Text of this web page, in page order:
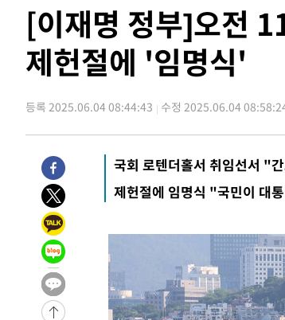
-18040초 전 > "여기 떨어졌다"…다누리, 스페이스X 로
-15085초 전 >손흥민, 5경기 연속골 실패…LAFC는 승
-7686초 전 >내일까지 39도 '펄펄'…기상청 "태풍 지나
-7301초 전 >"美간섭에 합의 지연"…트럼프, '이란 호르
-3821초 전 >[속보]산업장관 "李정부, 원전 반대 안해
-2518초 전 >
[속보]경찰, '홍명보 선임 논란' 대한축구
-28741초 전 >
[속보]합참 "北 발사체는 단거리탄도미
화"
-28489초 전 >
日방위성, 北이 동해로 쏜 발사체는 탄도
-26919초 전 >
-26325초 전 >
[속보]합참 "북, 동해상으로 미상 발사체
-25721초 전 >
'낮 최고 39도' 불볕더위…한밤 열대야
-25680초 전 >
[속보]7~9일 프로야구 3연전도 폭염 취
-25342초 전 >
"韓 외환시장 개입 관측 배경엔 美의 대
[이재명 정부]오전
제헌절에 '임명식'
등록 2025.06.04 08:44:43 수정 2025.06.04
국회 로텐더홀서 취임선서 "
제헌절에 임명식 "국민이 대